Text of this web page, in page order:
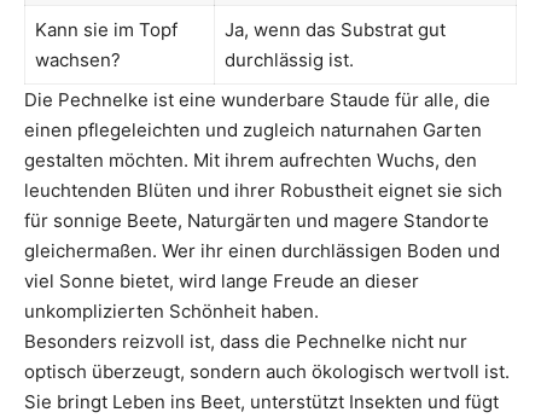
Kann sie im Topf
wachsen?
Ja, wenn das Substrat gut
durchlässig ist.
Die Pechnelke ist eine wunderbare Staude für alle, die
einen pflegeleichten und zugleich naturnahen Garten
gestalten möchten. Mit ihrem aufrechten Wuchs, den
leuchtenden Blüten und ihrer Robustheit eignet sie sich
für sonnige Beete, Naturgärten und magere Standorte
gleichermaßen. Wer ihr einen durchlässigen Boden und
viel Sonne bietet, wird lange Freude an dieser
unkomplizierten Schönheit haben.
Besonders reizvoll ist, dass die Pechnelke nicht nur
optisch überzeugt, sondern auch ökologisch wertvoll ist.
Sie bringt Leben ins Beet, unterstützt Insekten und fügt